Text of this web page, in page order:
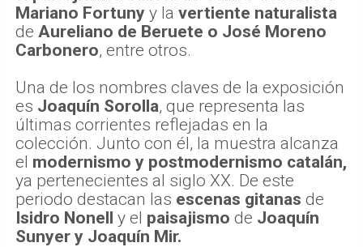
Mariano Fortuny y la vertiente naturalista
de Aureliano de Beruete o José Moreno
Carbonero, entre otros.
Una de los nombres claves de la exposición
es Joaquín Sorolla, que representa las
últimas corrientes reflejadas en la
colección. Junto con él, la muestra alcanza
el modernismo y postmodernismo catalán,
ya pertenecientes al siglo XX. De este
periodo destacan las escenas gitanas de
Isidro Nonell y el paisajismo de Joaquín
Sunyer y Joaquín Mir.